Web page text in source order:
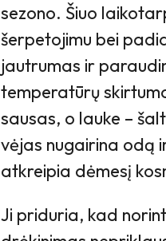
sezono. Šiuo
šerpetojimu bei
jautrumas ir
temperatūrų
sausas, o lauke –
vėjas nugairina odą
atkreipia dėmesį
Ji priduria, kad